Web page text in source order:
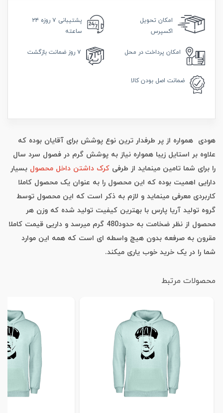
امکان تحویل
اکسپرس
پشتیبانی
۷ روزه ۲۴
ساعته
امکان پرداخت در محل ۷ روز ضمانت بازگشت
ضمانت اصل بودن کالا
هودی همواره از پر طرفدار ترین نوع پوشش برای آقایان بوده که
علاوه بر استایل زیبا همواره نیاز به پوشش گرم در فصول سرد سال
را برای شما تامین مینماید از طرفی کرک داشتن داخل محصول بسیار
دارایی اهمیت بوده که این محصول را به عنوان یک محصول کاملا
کاربردی معرفی مینماید و لازم به ذکر است که این محصول توسط
گروه تولید آریا پارس با بهترین کیفیت تولید شده که وزن هر
محصول از نظر ضخامت به حدود480 گرم میرسد و داریی قیمت کاملا
مقرون به صرفعه بدون هیچ واسطه ای است که همه این موارد
شما را در یک خرید خوب یاری میکند.
محصولات مرتبط